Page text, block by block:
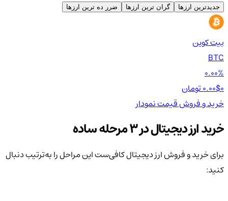
جدیدترین ارزها
گران ترین ارزها ضرر ده ترین ارزها
بیت کوین
BTC
0.00%
0.00$
خرید و فروشقیمتنمودار
خرید ارز دیجیتال در 3 مرحله ساده
برای خرید و فروش ارز دیجیتال کافی‌ست این مراحل را به‌ترتیب دنبال
کنید: